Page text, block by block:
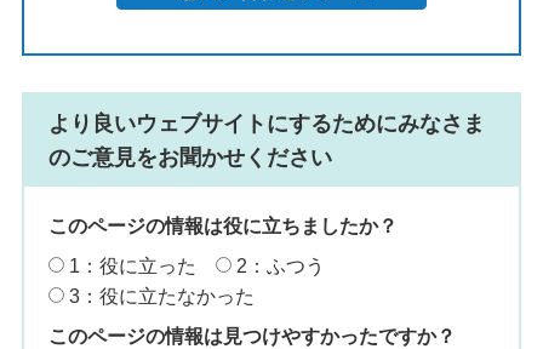
より良いウェブサイトにするためにみなさま
のご意見をお聞かせください
このページの情報は役に立ちましたか？
1：役に立った
2：ふつう
3：役に立たなかった
このページの情報は見つけやすかったですか？